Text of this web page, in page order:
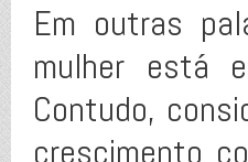
Em outras
mulher está
Contudo,
crescimento